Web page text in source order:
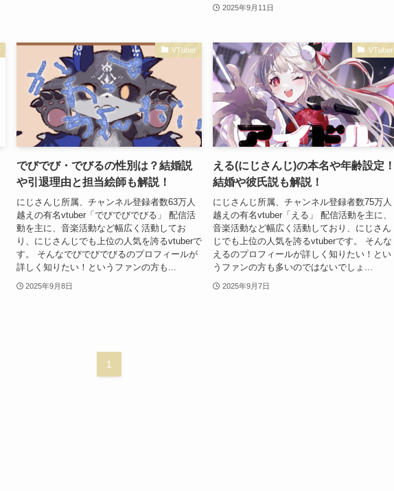
2025年9月11日
VTuber
でびでび・でびるの性別は？結婚説
や引退理由と担当絵師も解説！
にじさんじ所属、チャンネル登録者数63万人
越えの有名vtuber「でびでびでびる」 配信活
動を主に、音楽活動など幅広く活動してお
り、にじさんじでも上位の人気を誇るvtuberで
す。 そんなでびでびでびるのプロフィールが
詳しく知りたい！というファンの方も...
2025年9月8日
VTuber
える(にじさんじ)の本名や年齢設定！
結婚や彼氏説も解説！
にじさんじ所属、チャンネル登録者数75万人
越えの有名vtuber「える」 配信活動を主に、
音楽活動など幅広く活動しており、にじさん
じでも上位の人気を誇るvtuberです。 そんな
えるのプロフィールが詳しく知りたい！とい
うファンの方も多いのではないでしょ...
2025年9月7日
1